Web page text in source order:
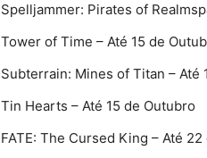
Spelljammer: Pirates of
Tower of Time – Até 15 de
Subterrain: Mines of Titan – Até
Tin Hearts – Até 15 de Outubro
FATE: The Cursed King – Até